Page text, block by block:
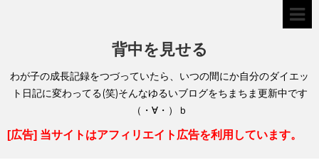
背中を見せる
わが子の成長記録をつづっていたら、いつの間にか自分のダイエッ
ト日記に変わってる(笑)そんなゆるいブログをちまちま更新中です
（・∀・）ｂ
[広告] 当サイトはアフィリエイト広告を利用しています。